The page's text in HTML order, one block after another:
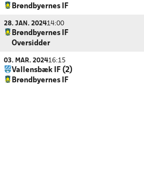
Brøndbyernes IF
28. JAN. 202414:00
Brøndbyernes IF
Oversidder
03. MAR. 202416:15
Vallensbæk IF (2)
Brøndbyernes IF